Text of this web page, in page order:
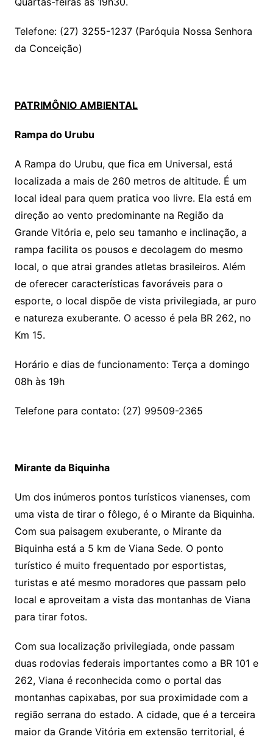
Telefone: (27) 3255-1237 (Paróquia Nossa Senhora
da Conceição)
PATRIMÔNIO AMBIENTAL
Rampa do Urubu
A Rampa do Urubu, que fica em Universal, está
localizada a mais de 260 metros de altitude. É um
local ideal para quem pratica voo livre. Ela está em
direção ao vento predominante na Região da
Grande Vitória e, pelo seu tamanho e inclinação, a
rampa facilita os pousos e decolagem do mesmo
local, o que atrai grandes atletas brasileiros. Além
de oferecer características favoráveis para o
esporte, o local dispõe de vista privilegiada, ar puro
e natureza exuberante. O acesso é pela BR 262, no
Km 15.
Horário e dias de funcionamento: Terça a domingo
08h às 19h
Telefone para contato: (27) 99509-2365
Mirante da Biquinha
Um dos inúmeros pontos turísticos vianenses, com
uma vista de tirar o fôlego, é o Mirante da Biquinha.
Com sua paisagem exuberante, o Mirante da
Biquinha está a 5 km de Viana Sede. O ponto
turístico é muito frequentado por esportistas,
turistas e até mesmo moradores que passam pelo
local e aproveitam a vista das montanhas de Viana
para tirar fotos.
Com sua localização privilegiada, onde passam
duas rodovias federais importantes como a BR 101 e
262, Viana é reconhecida como o portal das
montanhas capixabas, por sua proximidade com a
região serrana do estado. A cidade, que é a terceira
maior da Grande Vitória em extensão territorial, é